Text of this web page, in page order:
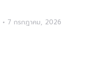
7 กรกฎาคม, 2026